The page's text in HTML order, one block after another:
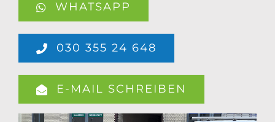
WHATSAPP
030 355 24 648
E-MAIL SCHREIBEN